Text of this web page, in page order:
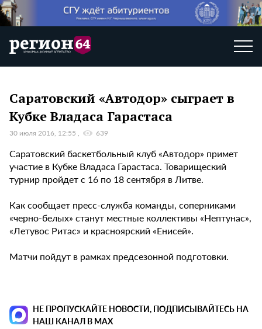
Саратовский «Автодор» сыграет в
Кубке Владаса Гарастаса
30 июля 2016, 12:55 639
Саратовский баскетбольный клуб «Автодор» примет
участие в Кубке Владаса Гарастаса. Товарищеский
турнир пройдет с 16 по 18 сентября в Литве.
Как сообщает пресс-служба команды, соперниками
«черно-белых» станут местные коллективы «Нептунас»,
«Летувос Ритас» и красноярский «Енисей».
Матчи пойдут в рамках предсезонной подготовки.
НЕ ПРОПУСКАЙТЕ НОВОСТИ, ПОДПИСЫВАЙТЕСЬ НА
НАШ КАНАЛ В MAX